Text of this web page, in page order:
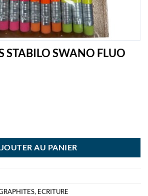
STABILO SWANO FLUO
AU PANIER
, ECRITURE